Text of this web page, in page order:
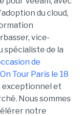
du cloud,
vice-
spécialiste de la
de
Tour Paris le 18
exceptionnel et
Nous sommes
notre